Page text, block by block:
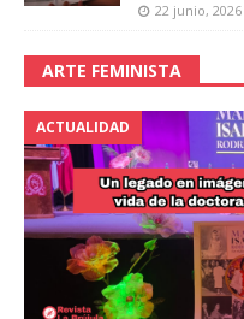
22 junio, 2026
ARTE FEMINISTA
ACTUALIDAD